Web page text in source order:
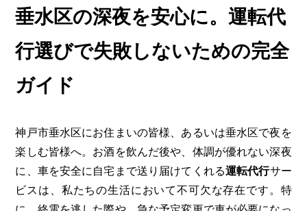
垂水区の深夜を安心に。運転代
行選びで失敗しないための完全
ガイド
神戸市垂水区にお住まいの皆様、あるいは垂水区で夜を
楽しむ皆様へ。お酒を飲んだ後や、体調が優れない深夜
に、車を安全に自宅まで送り届けてくれる運転代行サー
ビスは、私たちの生活において不可欠な存在です。特